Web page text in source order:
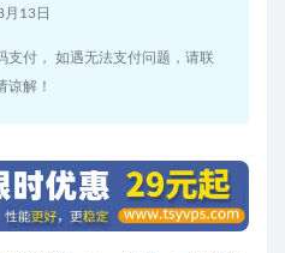
13日
支付， 如遇无法支付问题，请联
谅解！